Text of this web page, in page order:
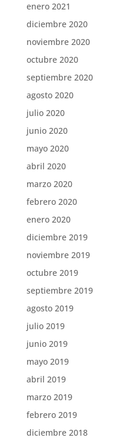
enero 2021
diciembre 2020
noviembre 2020
octubre 2020
septiembre 2020
agosto 2020
julio 2020
junio 2020
mayo 2020
abril 2020
marzo 2020
febrero 2020
enero 2020
diciembre 2019
noviembre 2019
octubre 2019
septiembre 2019
agosto 2019
julio 2019
junio 2019
mayo 2019
abril 2019
marzo 2019
febrero 2019
diciembre 2018